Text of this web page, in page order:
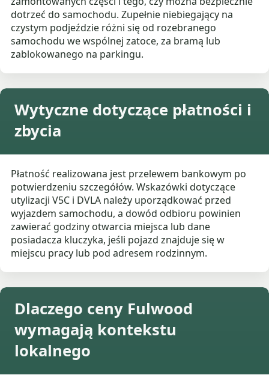
dotrzeć do samochodu. Zupełnie niebiegający na
czystym podjeździe różni się od rozebranego
samochodu we wspólnej zatoce, za bramą lub
zablokowanego na parkingu.
Wytyczne dotyczące płatności i
zbycia
Płatność realizowana jest przelewem bankowym po
potwierdzeniu szczegółów. Wskazówki dotyczące
utylizacji V5C i DVLA należy uporządkować przed
wyjazdem samochodu, a dowód odbioru powinien
zawierać godziny otwarcia miejsca lub dane
posiadacza kluczyka, jeśli pojazd znajduje się w
miejscu pracy lub pod adresem rodzinnym.
Dlaczego ceny Fulwood
wymagają kontekstu
lokalnego